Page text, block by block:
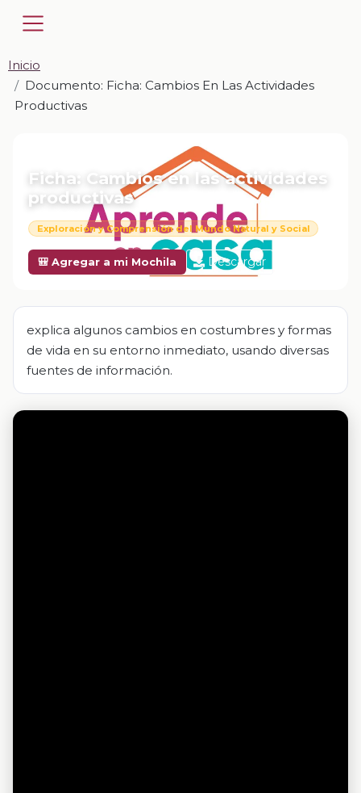
Inicio
Documento: Ficha: Cambios En Las Actividades
Productivas
Ficha: Cambios en las actividades
productivas
Exploración y Comprensión del Mundo Natural y Social
🎒 Agregar a mi Mochila Descargar
explica algunos cambios en costumbres y formas
de vida en su entorno inmediato, usando diversas
fuentes de información.